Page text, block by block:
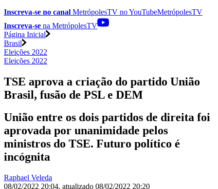
Inscreva-se no canal MetrópolesTV noYouTubeMetrópolesTV
Inscreva-se na MetrópolesTV
Página Inicial
Brasil
Eleições 2022
Eleições 2022
TSE aprova a criação do partido União
Brasil, fusão de PSL e DEM
União entre os dois partidos de direita foi
aprovada por unanimidade pelos
ministros do TSE. Futuro político é
incógnita
Raphael Veleda
08/02/2022 20:04, atualizado 08/02/2022 20:20